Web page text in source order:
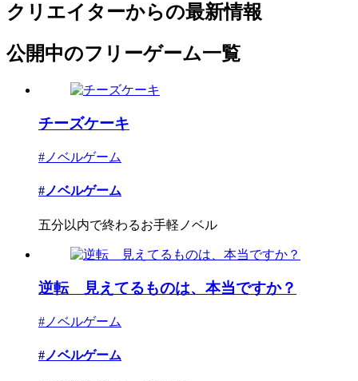
クリエイターからの最新情報
公開中のフリーゲーム一覧
チーズケーキ
#ノベルゲーム
#ノベルゲーム
五分以内で終わるお手軽ノベル
逆転 見えてるものは、本当ですか？
#ノベルゲーム
#ノベルゲーム